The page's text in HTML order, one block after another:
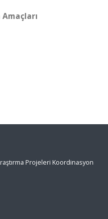
Projeleri Koordinasyon